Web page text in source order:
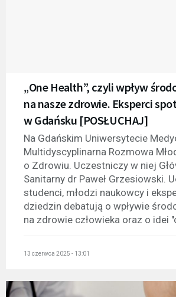
„One Health”, czyli wpływ
na nasze zdrowie. Eksperci
w Gdańsku [POSŁUCHAJ]
Na Gdańskim Uniwersytecie
Multidyscyplinarna Rozmowa
o Zdrowiu. Uczestniczy w niej
Sanitarny dr Paweł Grzesiowski.
studenci, młodzi naukowcy i
dziedzin debatują o wpływie
na zdrowie człowieka oraz o idei
13 czerwca 2025 - 13:01